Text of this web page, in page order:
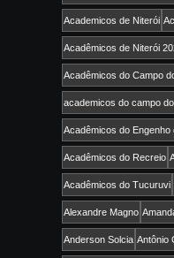
Academicos de Niterói
Acadêmicos de Niterói
Acadêmicos do Campo
academicos do campo
Acadêmicos do Engenho
Acadêmicos do Recreio
Acadêmicos do Tucuruvi
Alexandre Magno
Anderson Solcia Antônio